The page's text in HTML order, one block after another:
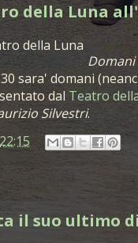
della Luna
sara' domani
dal Teatro
Silvestri.
22:15
il suo ultimo